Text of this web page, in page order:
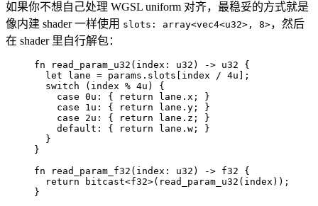
如果你不想自己处理 WGSL uniform 对齐，最稳妥的方式就是
像内建 shader 一样使用 slots: array<vec4<u32>, 8>，然后
在 shader 里自行解包：
fn read_param_u32 ( index : u32 ) -> u32 {
let
lane = params . slots[ index / 4u ];
switch ( index % 4u ) {
case 0u : { return lane . x; }
case
1u : { return lane . y; }
case
2u : { return lane . z; }
default : { return lane . w; }
}
}
fn
read_param_f32 ( index : u32 ) -> f32 {
return
bitcast<f32>( read_param_u32 ( index ));
}